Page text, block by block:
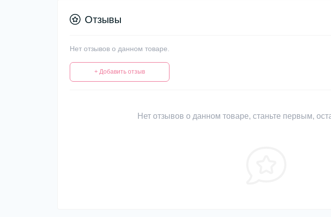
Отзывы
Нет отзывов о данном товаре.
+ Добавить отзыв
Нет отзывов о данном товаре, станьте первым,